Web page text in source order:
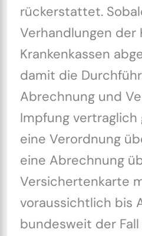
rückerstattet.
Verhandlungen der
Krankenkassen
damit die
Abrechnung und
Impfung
eine Verordnung
eine Abrechnung
Versichertenkarte
voraussichtlich bis
bundesweit der Fall